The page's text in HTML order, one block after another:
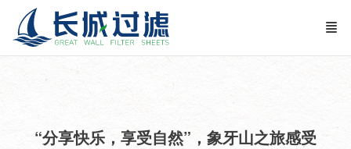
“分享快乐，享受自然”，象牙山之旅感受